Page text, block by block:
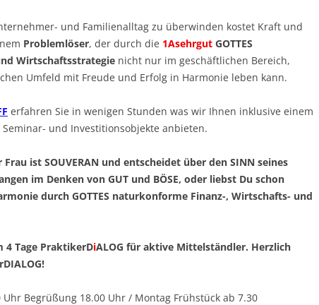
und Familienalltag zu überwinden kostet Kraft und
Problemlöser, der durch die 1Asehrgut GOTTES
Wirtschaftsstrategie nicht nur im geschäftlichen Bereich,
Umfeld mit Freude und Erfolg in Harmonie leben kann.
erfahren Sie in wenigen Stunden was wir Ihnen inklusive einem
und Investitionsobjekte anbieten.
ist SOUVERAN und entscheidet über den SINN seines
im Denken von GUT und BÖSE, oder liebst Du schon
durch GOTTES naturkonforme Finanz-, Wirtschafts- und
Tage PraktikerDiALOG für aktive Mittelständler. Herzlich
Begrüßung 18.00 Uhr / Montag Frühstück ab 7.30